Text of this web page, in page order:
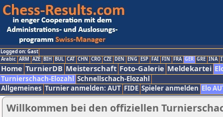
Logged on: Gast
Arabic ARM AZE BIH BUL CAT CHN CRO CZE DEN ENG ESP FAI FIN FRA GER GRE INA
Home TurnierDB Meisterschaft Foto-Galerie Meldekartei
Turnierschach-Elozahl Schnellschach-Elozahl
Allgemeines Turnier anmelden: AUT FIDE Spieler anmelden Elo
Willkommen bei den offiziellen